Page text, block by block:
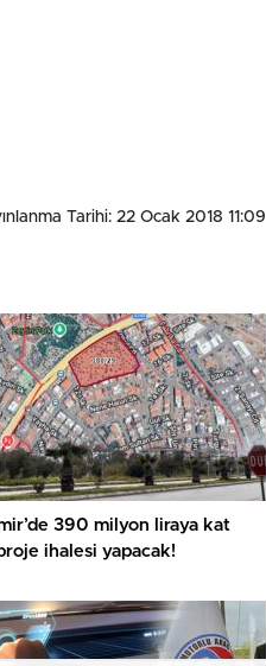
Tarihi: 22 Ocak 2018 11:09
390 milyon liraya kat
proje ihalesi yapacak!